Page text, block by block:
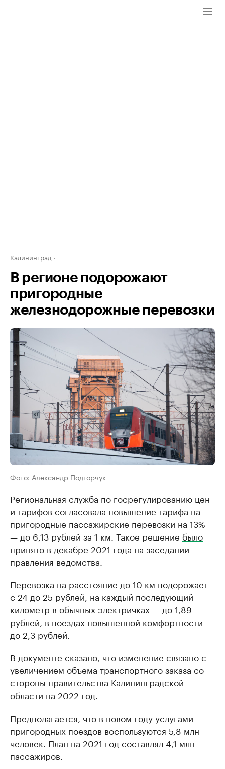
Калининград
В регионе подорожают
пригородные
железнодорожные перевозки
Фото: Александр Подгорчук
Региональная служба по госрегулированию цен
и тарифов согласовала повышение тарифа на
пригородные пассажирские перевозки на 13%
— до 6,13 рублей за 1 км. Такое решение было
принято в декабре 2021 года на заседании
правления ведомства.
Перевозка на расстояние до 10 км подорожает
с 24 до 25 рублей, на каждый последующий
километр в обычных электричках — до 1,89
рублей, в поездах повышенной комфортности —
до 2,3 рублей.
В документе сказано, что изменение связано с
увеличением объема транспортного заказа со
стороны правительства Калининградской
области на 2022 год.
Предполагается, что в новом году услугами
пригородных поездов воспользуются 5,8 млн
человек. План на 2021 год составлял 4,1 млн
пассажиров.